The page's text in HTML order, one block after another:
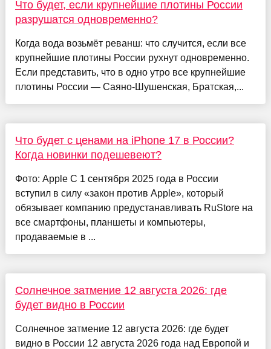
Что будет, если крупнейшие плотины России
разрушатся одновременно?
Когда вода возьмёт реванш: что случится, если все
крупнейшие плотины России рухнут одновременно.
Если представить, что в одно утро все крупнейшие
плотины России — Саяно-Шушенская, Братская,...
Что будет с ценами на iPhone 17 в России?
Когда новинки подешевеют?
Фото: Apple С 1 сентября 2025 года в России
вступил в силу «закон против Apple», который
обязывает компанию предустанавливать RuStore на
все смартфоны, планшеты и компьютеры,
продаваемые в ...
Солнечное затмение 12 августа 2026: где
будет видно в России
Солнечное затмение 12 августа 2026: где будет
видно в России 12 августа 2026 года над Европой и